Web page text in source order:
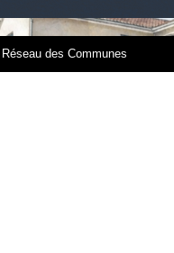
des Communes